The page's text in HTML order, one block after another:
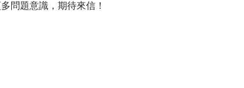
問題意識，期待來信！